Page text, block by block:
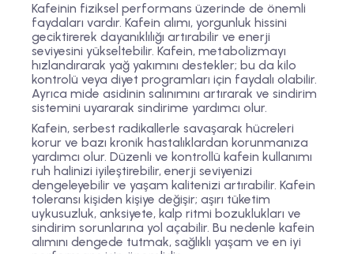
Kafeinin fiziksel performans üzerinde de önemli
faydaları vardır. Kafein alımı, yorgunluk hissini
geciktirerek dayanıklılığı artırabilir ve enerji
seviyesini yükseltebilir. Kafein, metabolizmayı
hızlandırarak yağ yakımını destekler; bu da kilo
kontrolü veya diyet programları için faydalı olabilir.
Ayrıca mide asidinin salınımını artırarak ve sindirim
sistemini uyararak sindirime yardımcı olur.
Kafein, serbest radikallerle savaşarak hücreleri
korur ve bazı kronik hastalıklardan korunmanıza
yardımcı olur. Düzenli ve kontrollü kafein kullanımı
ruh halinizi iyileştirebilir, enerji seviyenizi
dengeleyebilir ve yaşam kalitenizi artırabilir. Kafein
toleransı kişiden kişiye değişir; aşırı tüketim
uykusuzluk, anksiyete, kalp ritmi bozuklukları ve
sindirim sorunlarına yol açabilir. Bu nedenle kafein
alımını dengede tutmak, sağlıklı yaşam ve en iyi